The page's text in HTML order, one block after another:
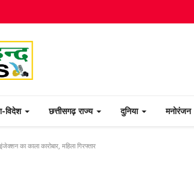
विदेश छत्तीसगढ़ राज्य दुनिया मनोरंजन
का काला कारोबार, महिला गिरफ्तार